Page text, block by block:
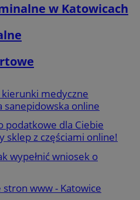
w Katowicach
kierunki medyczne
sanepidowska online
podatkowe dla Ciebie
sklep z częściami online!
wypełnić wniosek o
www - Katowice